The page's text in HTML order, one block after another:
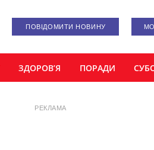
ПОВІДОМИТИ НОВИНУ
ЗДОРОВ’Я ПОРАДИ
РЕКЛАМА